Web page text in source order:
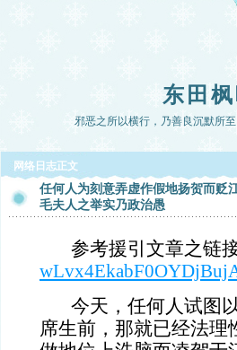
东田
邪恶之所以横行，乃善良沉默所
网络日志正文
任何人为刻意弄虚作假地扬贺而贬
毛夫人之举实乃政治愚
参考援引文章之链接
今天，任何人试图以
席生前，那就已经法理